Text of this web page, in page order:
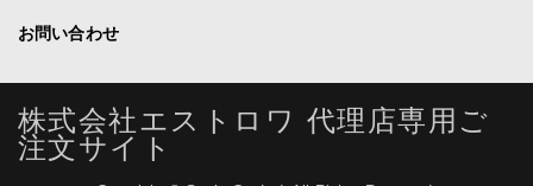
お問い合わせ
株式会社エストロワ 代理店専用ご
注文サイト